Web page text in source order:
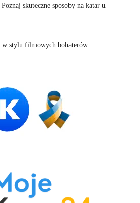
skuteczne sposoby na katar u
stylu filmowych bohaterów